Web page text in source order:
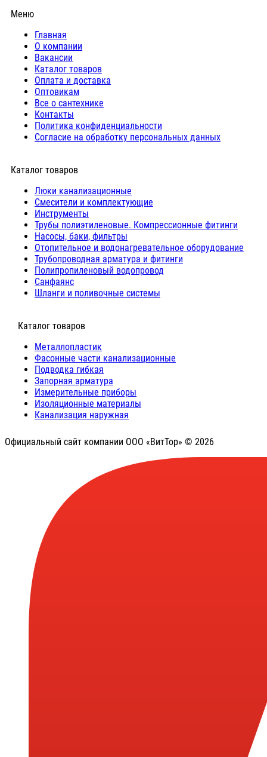
Меню
Главная
О компании
Вакансии
Каталог товаров
Оплата и доставка
Оптовикам
Все о сантехнике
Контакты
Политика конфиденциальности
Согласие на обработку персональных данных
Каталог товаров
Люки канализационные
Cмесители и комплектующие
Инструменты
Трубы полиэтиленовые. Компрессионные фитинги
Насосы, баки, фильтры
Отопительное и водонагревательное оборудование
Трубопроводная арматура и фитинги
Полипропиленовый водопровод
Санфаянс
Шланги и поливочные системы
⠀Каталог товаров
Металлопластик
Фасонные части канализационные
Подводка гибкая
Запорная арматура
Измерительные приборы
Изоляционные материалы
Канализация наружная
Официальный сайт компании ООО «ВитТор» © 2026